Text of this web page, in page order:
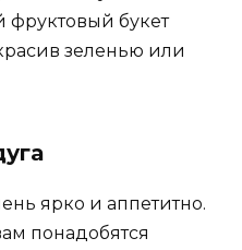
фруктовый букет
зеленью или
ярко и аппетитно.
понадобятся